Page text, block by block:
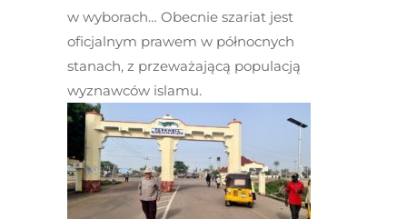
w wyborach… Obecnie szariat jest
oficjalnym prawem w północnych
stanach, z przeważającą populacją
wyznawców islamu.